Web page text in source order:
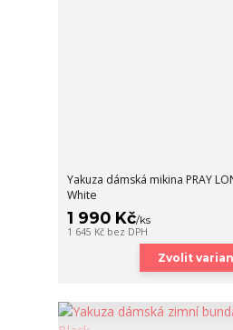
Yakuza dámská mikina PRAY
White
1 990 Kč/ks
1 645 Kč bez DPH
Zvolit